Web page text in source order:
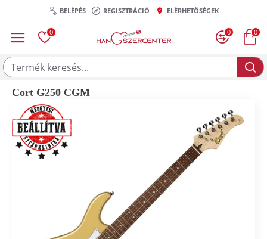
BELÉPÉS REGISZTRÁCIÓ ELÉRHETŐSÉGEK
0 0 0
Cort G250 CGM